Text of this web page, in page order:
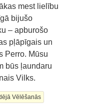
mest lielību
bijušo
– apburošo
pļāpīgais un
Perro. Mūsu
būs ļaundaru
Vilks.
Vēlēšanās